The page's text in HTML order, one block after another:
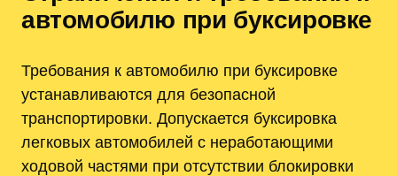
автомобилю при буксировке
Требования к автомобилю при буксировке
устанавливаются для безопасной
транспортировки. Допускается буксировка
легковых автомобилей с неработающими
ходовой частями при отсутствии блокировки